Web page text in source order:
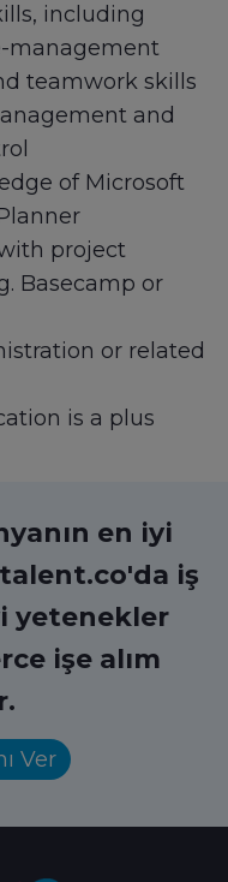
including
management
teamwork skills
and
of Microsoft
project
Basecamp or
or related
is a plus
en iyi
iş
yetenekler
işe alım
Ver